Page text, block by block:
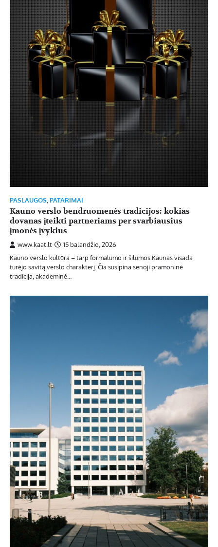
PASLAUGOS PATARIMAI
Kauno verslo bendruomenės tradicijos: kokias
dovanas įteikti partneriams per svarbiausius
įmonės įvykius
www.kaat.lt
15 balandžio, 2026
Kauno verslo kultūra – tarp formalumo ir šilumos Kaunas visada
turėjo savitą verslo charakterį. Čia susipina senoji pramoninė
tradicija, akademinė…